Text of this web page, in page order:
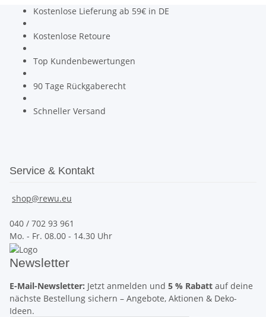
Kostenlose Lieferung ab 59€ in DE
Kostenlose Retoure
Top Kundenbewertungen
90 Tage Rückgaberecht
Schneller Versand
Service & Kontakt
shop@rewu.eu
040 / 702 93 961
Mo. - Fr. 08.00 - 14.30 Uhr
Newsletter
E-Mail-Newsletter: Jetzt anmelden und 5 % Rabatt auf deine
nächste Bestellung sichern – Angebote, Aktionen & Deko-
Ideen.